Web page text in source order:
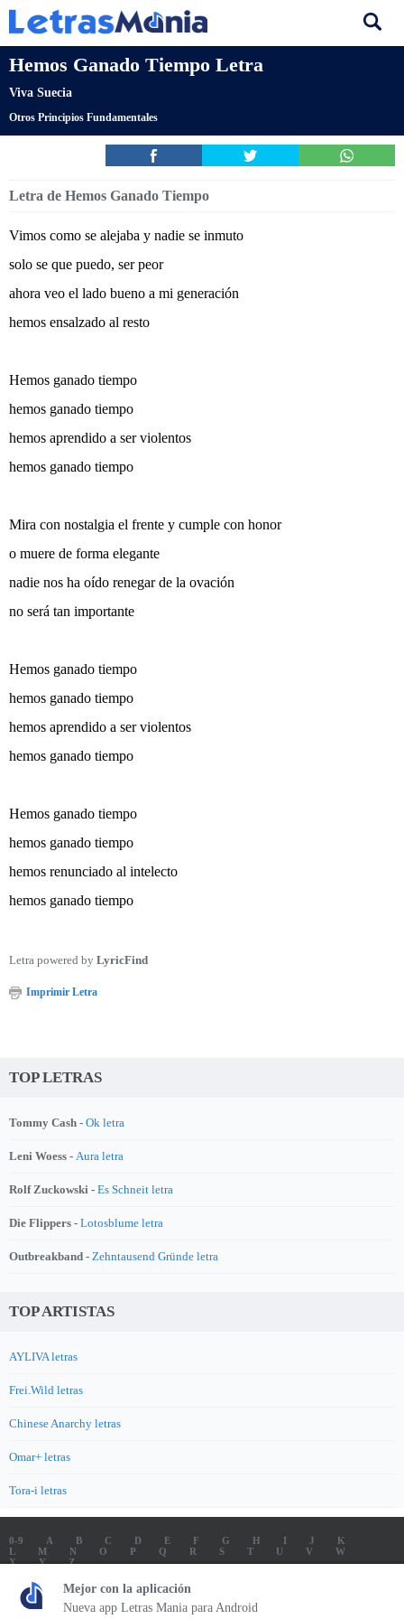
Hemos Ganado Tiempo Letra
Viva Suecia
Otros Principios Fundamentales
Letra de Hemos Ganado Tiempo
Vimos como se alejaba y nadie se inmuto
solo se que puedo, ser peor
ahora veo el lado bueno a mi generación
hemos ensalzado al resto
Hemos ganado tiempo
hemos ganado tiempo
hemos aprendido a ser violentos
hemos ganado tiempo
Mira con nostalgia el frente y cumple con honor
o muere de forma elegante
nadie nos ha oído renegar de la ovación
no será tan importante
Hemos ganado tiempo
hemos ganado tiempo
hemos aprendido a ser violentos
hemos ganado tiempo
Hemos ganado tiempo
hemos ganado tiempo
hemos renunciado al intelecto
hemos ganado tiempo
Letra powered by LyricFind
Imprimir Letra
TOP LETRAS
Tommy Cash - Ok letra
Leni Woess - Aura letra
Rolf Zuckowski - Es Schneit letra
Die Flippers - Lotosblume letra
Outbreakband - Zehntausend Gründe letra
TOP ARTISTAS
AYLIVA letras
Frei.Wild letras
Chinese Anarchy letras
Omar+ letras
Tora-i letras
0-9 A B C D E F G H I J
K
L
M N O P Q R S T V
W
X
Y
Z
LETRAS
SOUNDTRACK LETRAS
TOP 100 LETRAS
ENVIA LETRAS
Letrasmania.com - Copyright © 2026 - All Rights Reserved
Mejor con la aplicación
Nueva app Letras Mania para Android